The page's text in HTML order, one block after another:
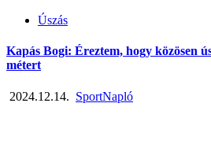
Úszás
Kapás Bogi: Éreztem, hogy közösen
métert
2024.12.14. SportNapló